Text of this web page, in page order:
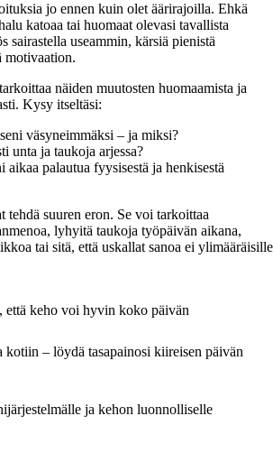
jo ennen kuin olet äärirajoilla. Ehkä
katoaa tai huomaat olevasi tavallista
sairastella useammin, kärsiä pienistä
motivaation.
näiden muutosten huomaamista ja
Kysy itseltäsi:
väsyneimmäksi – ja miksi?
unta ja taukoja arjessa?
aikaa palautua fyysisestä ja henkisestä
tehdä suuren eron. Se voi tarkoittaa
lyhyitä taukoja työpäivän aikana,
tai sitä, että uskallat sanoa ei ylimääräisille
että keho voi hyvin koko päivän
– löydä tasapainosi kiireisen päivän
ja kehon luonnolliselle